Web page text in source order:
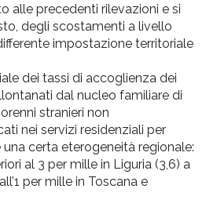
alle precedenti rilevazioni e si
degli scostamenti a livello
impostazione territoriale
dei tassi di accoglienza dei
dal nucleo familiare di
stranieri non
nei servizi residenziali per
certa eterogeneità regionale:
al 3 per mille in Liguria (3,6) a
per mille in Toscana e